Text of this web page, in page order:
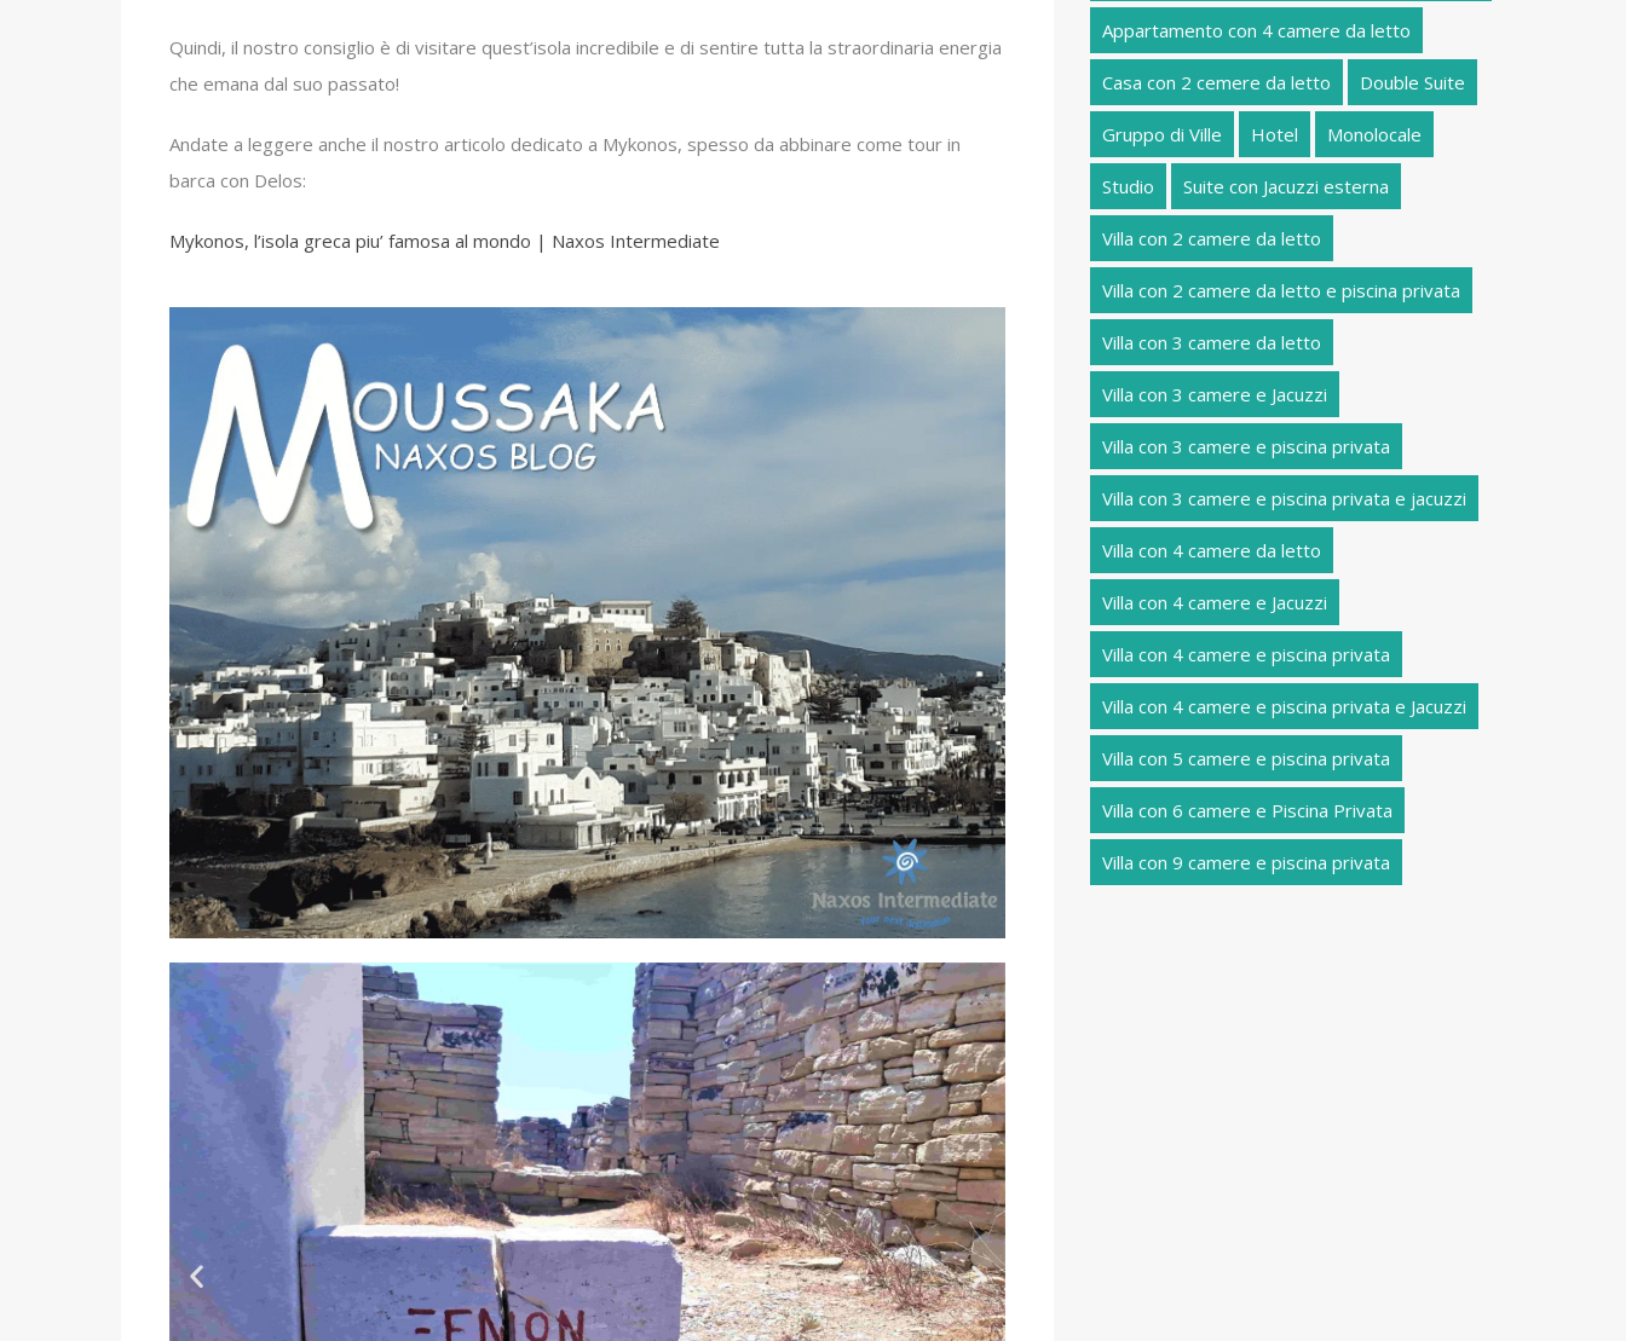
Quindi, il nostro consiglio è di visitare quest’isola incredibile e di sentire tutta la straordinaria energia
che emana dal suo passato!
Andate a leggere anche il nostro articolo dedicato a Mykonos, spesso da abbinare come tour in
barca con Delos:
Mykonos, l’isola greca piu’ famosa al mondo | Naxos Intermediate
Appartamento con 4 camere da letto
Casa con 2 cemere da letto Double Suite
Gruppo di Ville Hotel Monolocale
Studio Suite con Jacuzzi esterna
Villa con 2 camere da letto
Villa con 2 camere da letto e piscina privata
Villa con 3 camere da letto
Villa con 3 camere e Jacuzzi
Villa con 3 camere e piscina privata
Villa con 3 camere e piscina privata e jacuzzi
Villa con 4 camere da letto
Villa con 4 camere e Jacuzzi
Villa con 4 camere e piscina privata
Villa con 4 camere e piscina privata e Jacuzzi
Villa con 5 camere e piscina privata
Villa con 6 camere e Piscina Privata
Villa con 9 camere e piscina privata